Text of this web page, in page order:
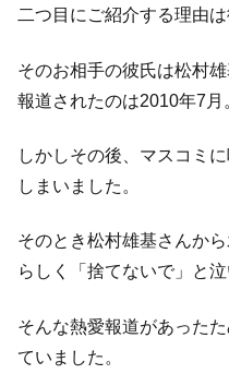
二つ目にご紹介する理由
そのお相手の彼氏は松村
報道されたのは2010年7月
しかしその後、マスコミ
しまいました。
そのとき松村雄基さんか
らしく「捨てないで」と
そんな熱愛報道があった
ていました。